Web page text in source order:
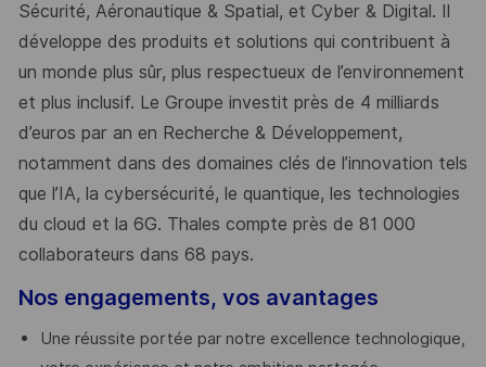
Sécurité, Aéronautique & Spatial, et Cyber & Digital. Il
développe des produits et solutions qui contribuent à
un monde plus sûr, plus respectueux de l’environnement
et plus inclusif. Le Groupe investit près de 4 milliards
d’euros par an en Recherche & Développement,
notamment dans des domaines clés de l’innovation tels
que l’IA, la cybersécurité, le quantique, les technologies
du cloud et la 6G. Thales compte près de 81 000
collaborateurs dans 68 pays.
Nos engagements, vos avantages
Une réussite portée par notre excellence technologique,